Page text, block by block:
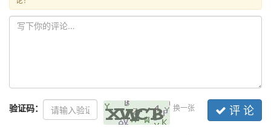
验证码： 换一张 评 论